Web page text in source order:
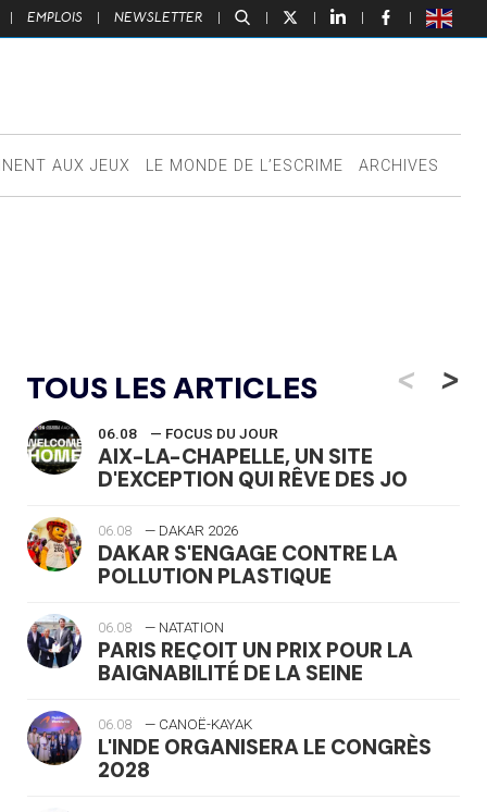
| EMPLOIS | NEWSLETTER | | | | |
AUX JEUX LE MONDE DE L’ESCRIME ARCHIVES
TOUS LES ARTICLES <
06.08 — FOCUS DU JOUR
AIX-LA-CHAPELLE, UN SITE
D'EXCEPTION QUI RÊVE DES JO
06.08 — DAKAR 2026
DAKAR S'ENGAGE CONTRE LA
POLLUTION PLASTIQUE
06.08 — NATATION
PARIS REÇOIT UN PRIX POUR LA
BAIGNABILITÉ DE LA SEINE
06.08 — CANOË-KAYAK
L'INDE ORGANISERA LE CONGRÈS
2028
>